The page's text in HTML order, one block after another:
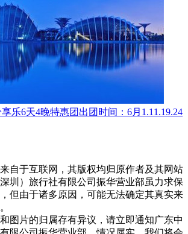
乐6天4晚特惠团 出团时间：6月1.11.19.24
自于互联网，其版权均归原作者及其网站
圳）旅行社有限公司振华营业部虽力求保
但由于诸多原因，可能无法确定其真实来
图片的归属存有异议，请立即通知广东中